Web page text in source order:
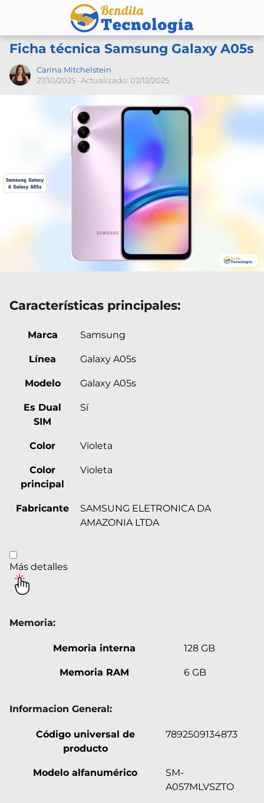
Ficha técnica Samsung Galaxy A05s
Carina Mitchelstein
27/10/2025 · Actualizado: 02/12/2025
Características principales:
Marca Samsung
Línea Galaxy A05s
Modelo Galaxy A05s
Es Dual
SIM
Sí
Color Violeta
Color
principal
Violeta
Fabricante
SAMSUNG ELETRONICA DA
AMAZONIA LTDA
Más detalles
Memoria:
Memoria interna 128 GB
Memoria RAM 6 GB
Informacion General:
Código universal de
producto
7892509134873
Modelo alfanumérico
SM-
A057MLVSZTO